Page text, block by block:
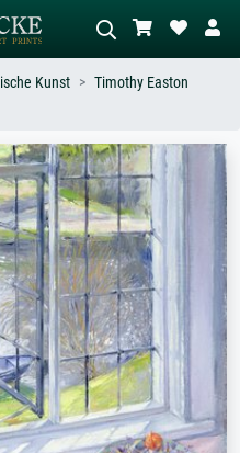
Beschreiben Sie die Szene – z.B. Grüne
Wiese, Abstrakt mit viel Rot, Dunkles
Ölgemälde, Stehender Akt neben einem
Baum.
Kunst
Timothy Easton